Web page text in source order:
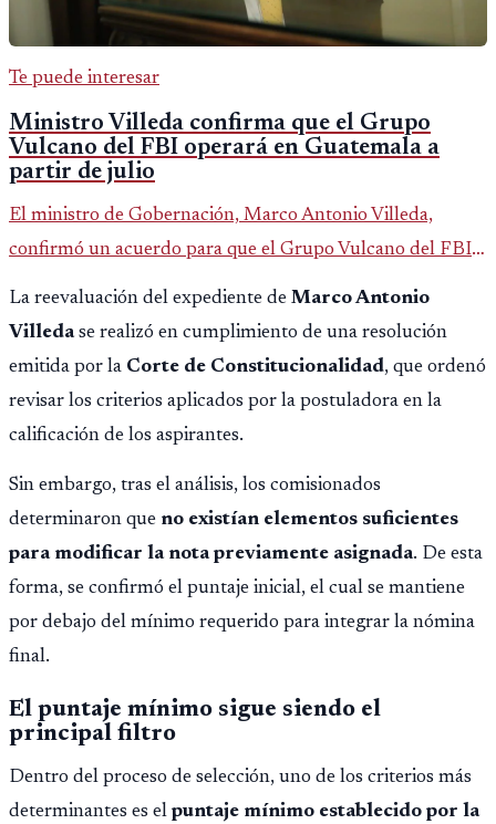
Te puede interesar
Ministro Villeda confirma que el Grupo
Vulcano del FBI operará en Guatemala a
partir de julio
El ministro de Gobernación, Marco Antonio Villeda,
confirmó un acuerdo para que el Grupo Vulcano del FBI
opere en Guatemala a partir de julio, tras un intento
fallido con la administración anterior del Ministerio
Público.
La reevaluación del expediente de Marco Antonio
Villedase realizó en cumplimiento de una resolución
emitida por la Corte de Constitucionalidad, que ordenó
revisar los criterios aplicados por la postuladora en la
calificación de los aspirantes.
Sin embargo, tras el análisis, los comisionados
determinaron que no existían elementos suficientes
para modificar la nota previamente asignada. De esta
forma, se confirmó el puntaje inicial, el cual se mantiene
por debajo del mínimo requerido para integrar la nómina
final.
El puntaje mínimo sigue siendo el
principal filtro
Dentro del proceso de selección, uno de los criterios más
determinantes es el puntaje mínimo establecido por la